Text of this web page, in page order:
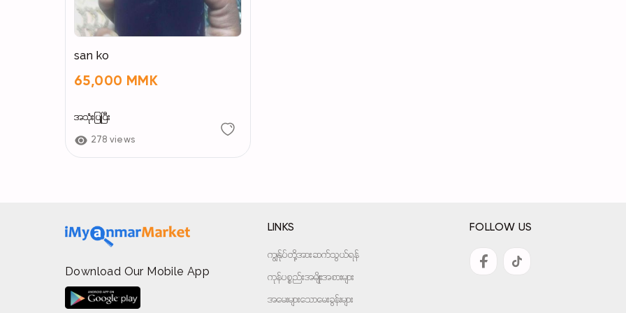
san ko
65,000 MMK
အသုံးပြုပြီး
278 views
Download Our Mobile App
LINKS
ကျွန်ုပ်တို့အားဆက်သွယ်ရန်
ကုန်ပစ္စည်းအမျိုးအစားများ
အမေးများသောမေးခွန်းများ
FOLLOW US